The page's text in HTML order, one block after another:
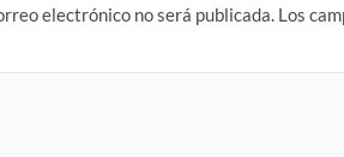
electrónico no será publicada. Los